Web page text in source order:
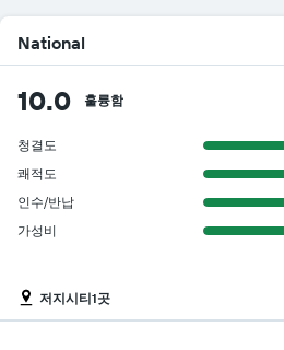
National
10.0 훌륭함
청결도
쾌적도
인수/반납
가성비
저지시티1곳